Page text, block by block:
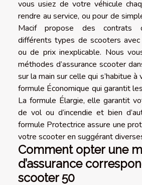
vous usiez de votre véhicule
rendre au service, ou pour de
Macif propose des contrats
différents types de scooters
ou de prix inexplicable. Nous
méthodes d’assurance scooter
sur la main sur celle qui s’habitue
formule Économique qui garantit
La formule Élargie, elle garantit
de vol ou d’incendie et bien
formule Protectrice assure une
votre scooter en suggérant
Comment opter une
d’assurance
scooter 50